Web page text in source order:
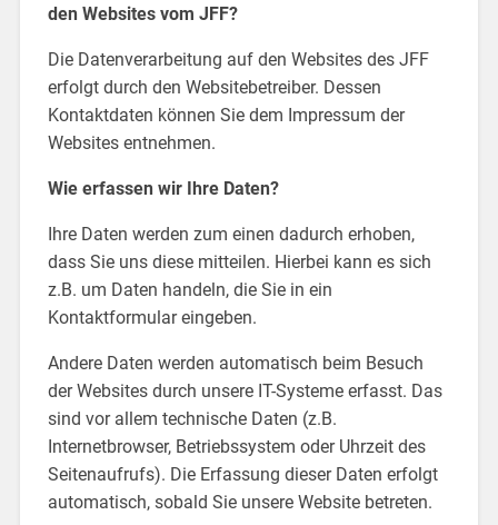
den Websites vom JFF?
Die Datenverarbeitung auf den Websites des JFF
erfolgt durch den Websitebetreiber. Dessen
Kontaktdaten können Sie dem Impressum der
Websites entnehmen.
Wie erfassen wir Ihre Daten?
Ihre Daten werden zum einen dadurch erhoben,
dass Sie uns diese mitteilen. Hierbei kann es sich
z.B. um Daten handeln, die Sie in ein
Kontaktformular eingeben.
Andere Daten werden automatisch beim Besuch
der Websites durch unsere IT-Systeme erfasst. Das
sind vor allem technische Daten (z.B.
Internetbrowser, Betriebssystem oder Uhrzeit des
Seitenaufrufs). Die Erfassung dieser Daten erfolgt
automatisch, sobald Sie unsere Website betreten.